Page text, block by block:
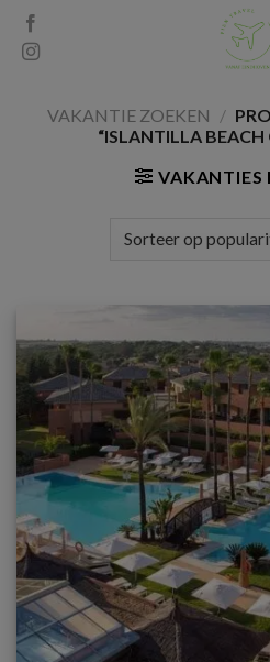
Skip
content
VAKANTIE ZOEKEN /
“ISLANTILLA BEACH
VAKANTIES